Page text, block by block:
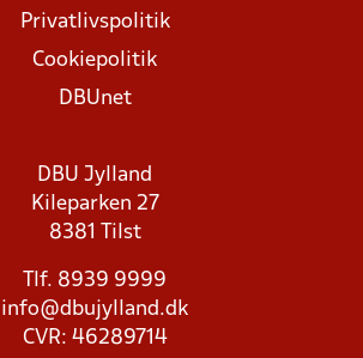
Privatlivspolitik
Cookiepolitik
DBUnet
DBU Jylland
Kileparken 27
8381 Tilst
Tlf. 8939 9999
info@dbujylland.dk
CVR: 46289714